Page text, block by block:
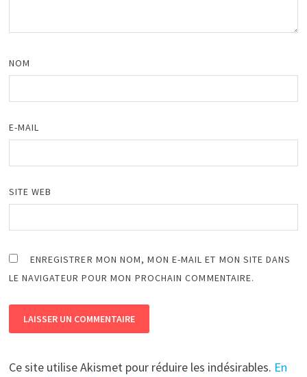
NOM
E-MAIL
SITE WEB
ENREGISTRER MON NOM, MON E-MAIL ET MON SITE DANS
LE NAVIGATEUR POUR MON PROCHAIN COMMENTAIRE.
Ce site utilise Akismet pour réduire les indésirables. En